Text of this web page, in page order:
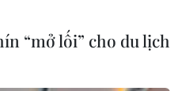
“mở lối” cho du lịch